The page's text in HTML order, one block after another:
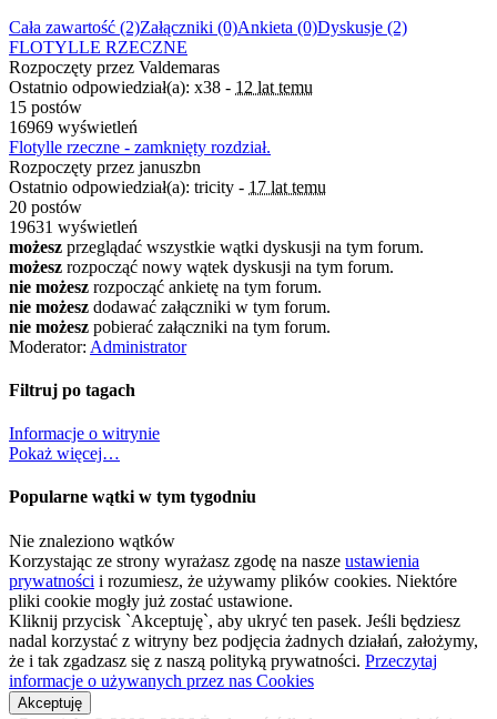
Cała zawartość (2)Załączniki (0)Ankieta (0)Dyskusje (2)
FLOTYLLE RZECZNE
Rozpoczęty przez Valdemaras
Ostatnio odpowiedział(a): x38 - 12 lat temu
15 postów
16969 wyświetleń
Flotylle rzeczne - zamknięty rozdział.
Rozpoczęty przez januszbn
Ostatnio odpowiedział(a): tricity - 17 lat temu
20 postów
19631 wyświetleń
możesz przeglądać wszystkie wątki dyskusji na tym forum.
możesz rozpocząć nowy wątek dyskusji na tym forum.
nie możesz rozpocząć ankietę na tym forum.
nie możesz dodawać załączniki w tym forum.
nie możesz pobierać załączniki na tym forum.
Moderator: Administrator
Filtruj po tagach
Informacje o witrynie
Pokaż więcej…
Popularne wątki w tym tygodniu
Nie znaleziono wątków
Korzystając ze strony wyrażasz zgodę na nasze ustawienia
prywatności i rozumiesz, że używamy plików cookies. Niektóre
pliki cookie mogły już zostać ustawione.
Kliknij przycisk `Akceptuję`, aby ukryć ten pasek. Jeśli będziesz
nadal korzystać z witryny bez podjęcia żadnych działań, założymy,
że i tak zgadzasz się z naszą polityką prywatności. Przeczytaj
informacje o używanych przez nas Cookies
Akceptuję